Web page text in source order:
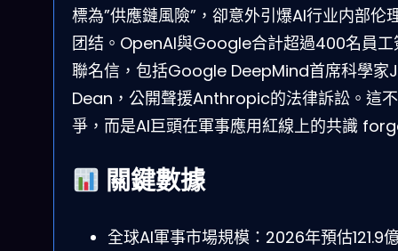
標為”供應鏈風險”，卻意外引爆AI行业内部伦
团结。OpenAI與Google合計超過400名員工
聯名信，包括Google DeepMind首席科學家
Dean，公開聲援Anthropic的法律訴訟。這
爭，而是AI巨頭在軍事應用紅線上的共識
關鍵數據
全球AI軍事市場規模：2026年預估121.9